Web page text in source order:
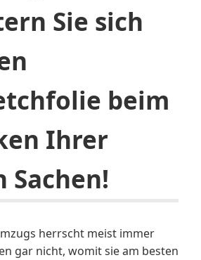
Sie sich
beim
Ihrer
Sachen!
herrscht meist immer
gar nicht, womit sie am besten